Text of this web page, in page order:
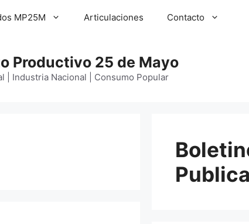
MP25M Articulaciones Contacto
Productivo 25 de Mayo
| Industria Nacional | Consumo Popular